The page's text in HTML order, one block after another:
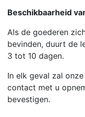
Beschikbaarheid
Als de goederen
bevinden, duurt de
3 tot 10 dagen.
In elk geval zal
contact met u
bevestigen.